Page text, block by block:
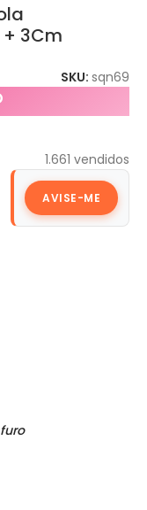
3Cm
SKU: sqn69
1.661 vendidos
AVISE-ME